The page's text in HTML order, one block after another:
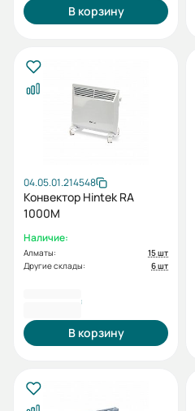
В корзину
04.05.01.214548
Конвектор Hintek RA
1000M
Наличие:
Алматы:
15 шт
Другие склады:
6 шт
В корзину